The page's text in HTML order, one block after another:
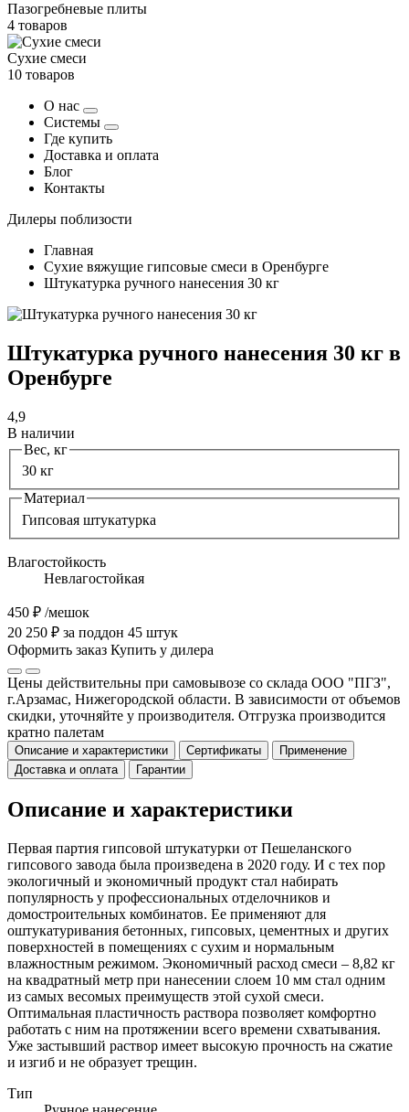
Пазогребневые плиты
4 товаров
Сухие смеси
10 товаров
О нас
Системы
Где купить
Доставка и оплата
Блог
Контакты
Дилеры поблизости
Главная
Сухие вяжущие гипсовые смеси в Оренбурге
Штукатурка ручного нанесения 30 кг
Штукатурка ручного нанесения 30 кг в
Оренбурге
4,9
В наличии
Вес, кг
30 кг
Материал
Гипсовая штукатурка
Влагостойкость
Невлагостойкая
450 ₽ /мешок
20 250 ₽ за поддон 45 штук
Оформить заказ Купить у дилера
Цены действительны при самовывозе со склада ООО "ПГЗ",
г.Арзамас, Нижегородской области. В зависимости от объемов
скидки, уточняйте у производителя. Отгрузка производится
кратно палетам
Описание и характеристики Сертификаты
Применение
Доставка и оплата
Гарантии
Описание и характеристики
Первая партия гипсовой штукатурки от Пешеланского
гипсового завода была произведена в 2020 году. И с тех пор
экологичный и экономичный продукт стал набирать
популярность у профессиональных отделочников и
домостроительных комбинатов. Ее применяют для
оштукатуривания бетонных, гипсовых, цементных и других
поверхностей в помещениях с сухим и нормальным
влажностным режимом. Экономичный расход смеси – 8,82 кг
на квадратный метр при нанесении слоем 10 мм стал одним
из самых весомых преимуществ этой сухой смеси.
Оптимальная пластичность раствора позволяет комфортно
работать с ним на протяжении всего времени схватывания.
Уже застывший раствор имеет высокую прочность на сжатие
и изгиб и не образует трещин.
Тип